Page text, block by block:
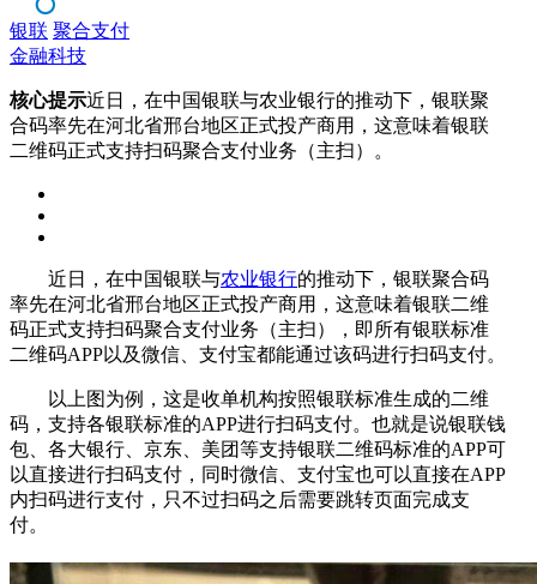
银联 聚合支付
金融科技
核心提示近日，在中国银联与农业银行的推动下，银联聚
合码率先在河北省邢台地区正式投产商用，这意味着银联
二维码正式支持扫码聚合支付业务（主扫）。
近日，在中国银联与农业银行的推动下，银联聚合码
率先在河北省邢台地区正式投产商用，这意味着银联二维
码正式支持扫码聚合支付业务（主扫），即所有银联标准
二维码APP以及微信、支付宝都能通过该码进行扫码支付。
以上图为例，这是收单机构按照银联标准生成的二维
码，支持各银联标准的APP进行扫码支付。也就是说银联钱
包、各大银行、京东、美团等支持银联二维码标准的APP可
以直接进行扫码支付，同时微信、支付宝也可以直接在APP
内扫码进行支付，只不过扫码之后需要跳转页面完成支
付。